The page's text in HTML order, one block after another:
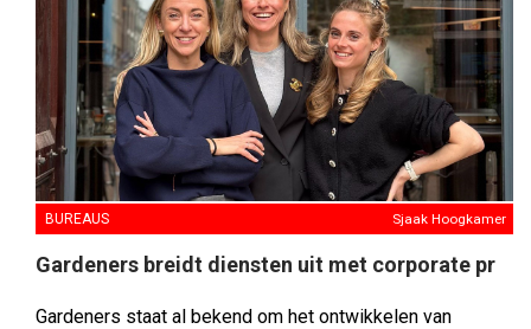
BUREAUS Sjaak Hoogkamer
Gardeners breidt diensten uit met corporate pr
Gardeners staat al bekend om het ontwikkelen van